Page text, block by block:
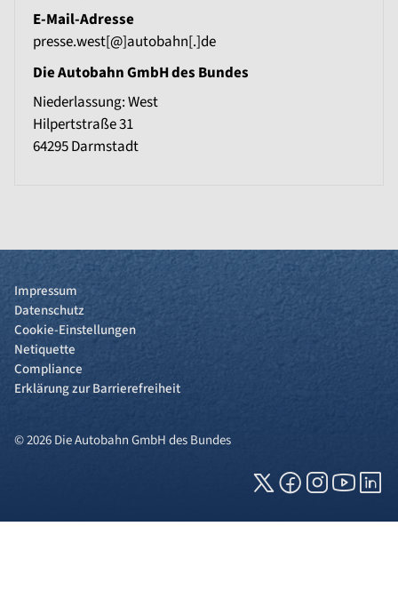
E-Mail-Adresse
presse.west[@]autobahn[.]de
Die Autobahn GmbH des Bundes
Niederlassung: West
Hilpertstraße 31
64295Darmstadt
Impressum
Datenschutz
Cookie-Einstellungen
Netiquette
Compliance
Erklärung zur Barrierefreiheit
© 2026 Die Autobahn GmbH des Bundes